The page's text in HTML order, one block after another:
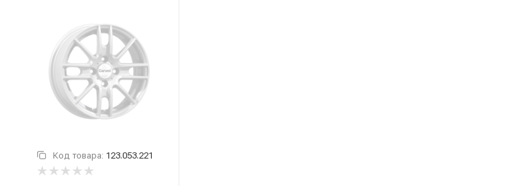
Код товара: 123.053.221